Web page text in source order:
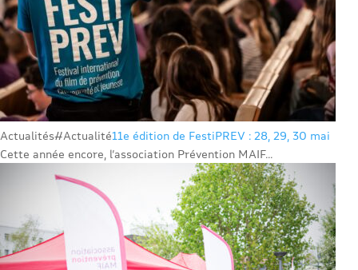
Actualités#Actualité11e édition de FestiPREV : 28, 29, 30 mai
Cette année encore, l’association Prévention MAIF...